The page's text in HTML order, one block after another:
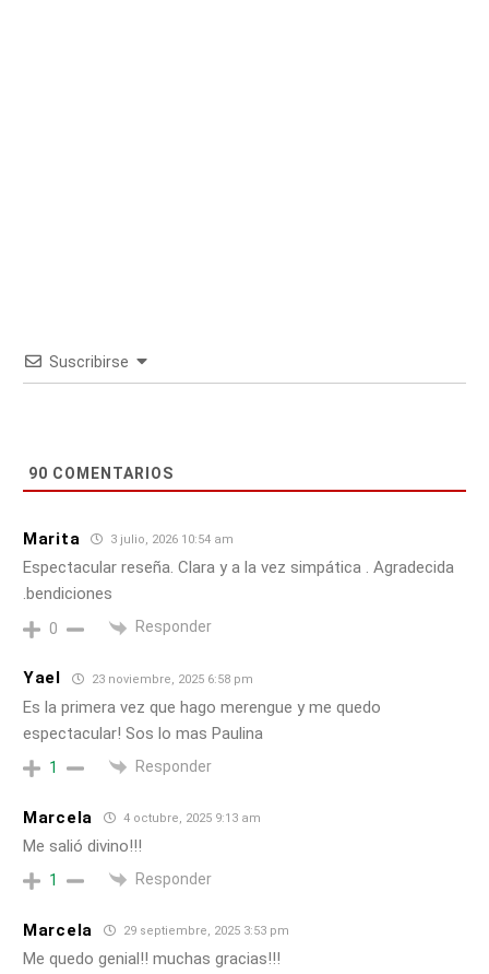
Suscribirse
90 COMENTARIOS
Marita 3 julio, 2026 10:54 am
Espectacular reseña. Clara y a la vez simpática . Agradecida
.bendiciones
0 Responder
Yael 23 noviembre, 2025 6:58 pm
Es la primera vez que hago merengue y me quedo
espectacular! Sos lo mas Paulina
1 Responder
Marcela 4 octubre, 2025 9:13 am
Me salió divino!!!
1 Responder
Marcela 29 septiembre, 2025 3:53 pm
Me quedo genial!! muchas gracias!!!